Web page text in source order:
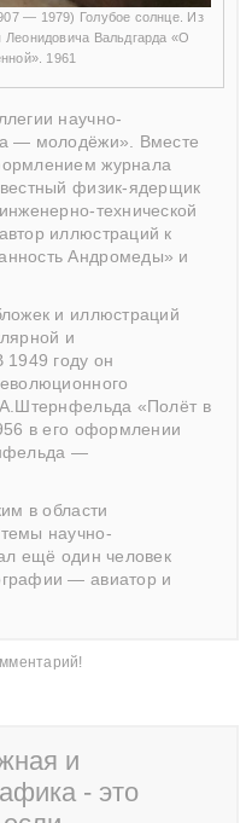
— 1979) Голубое солнце. Из
Леонидовича Вальдгарда «О
1961
научно-
— молодёжи». Вместе
журнала
физик-ядерщик
технической
иллюстраций к
Андромеды» и
и иллюстраций
и
1949 году он
«Полёт в
в его оформлении
—
в области
научно-
ещё один человек
— авиатор и
и
- это